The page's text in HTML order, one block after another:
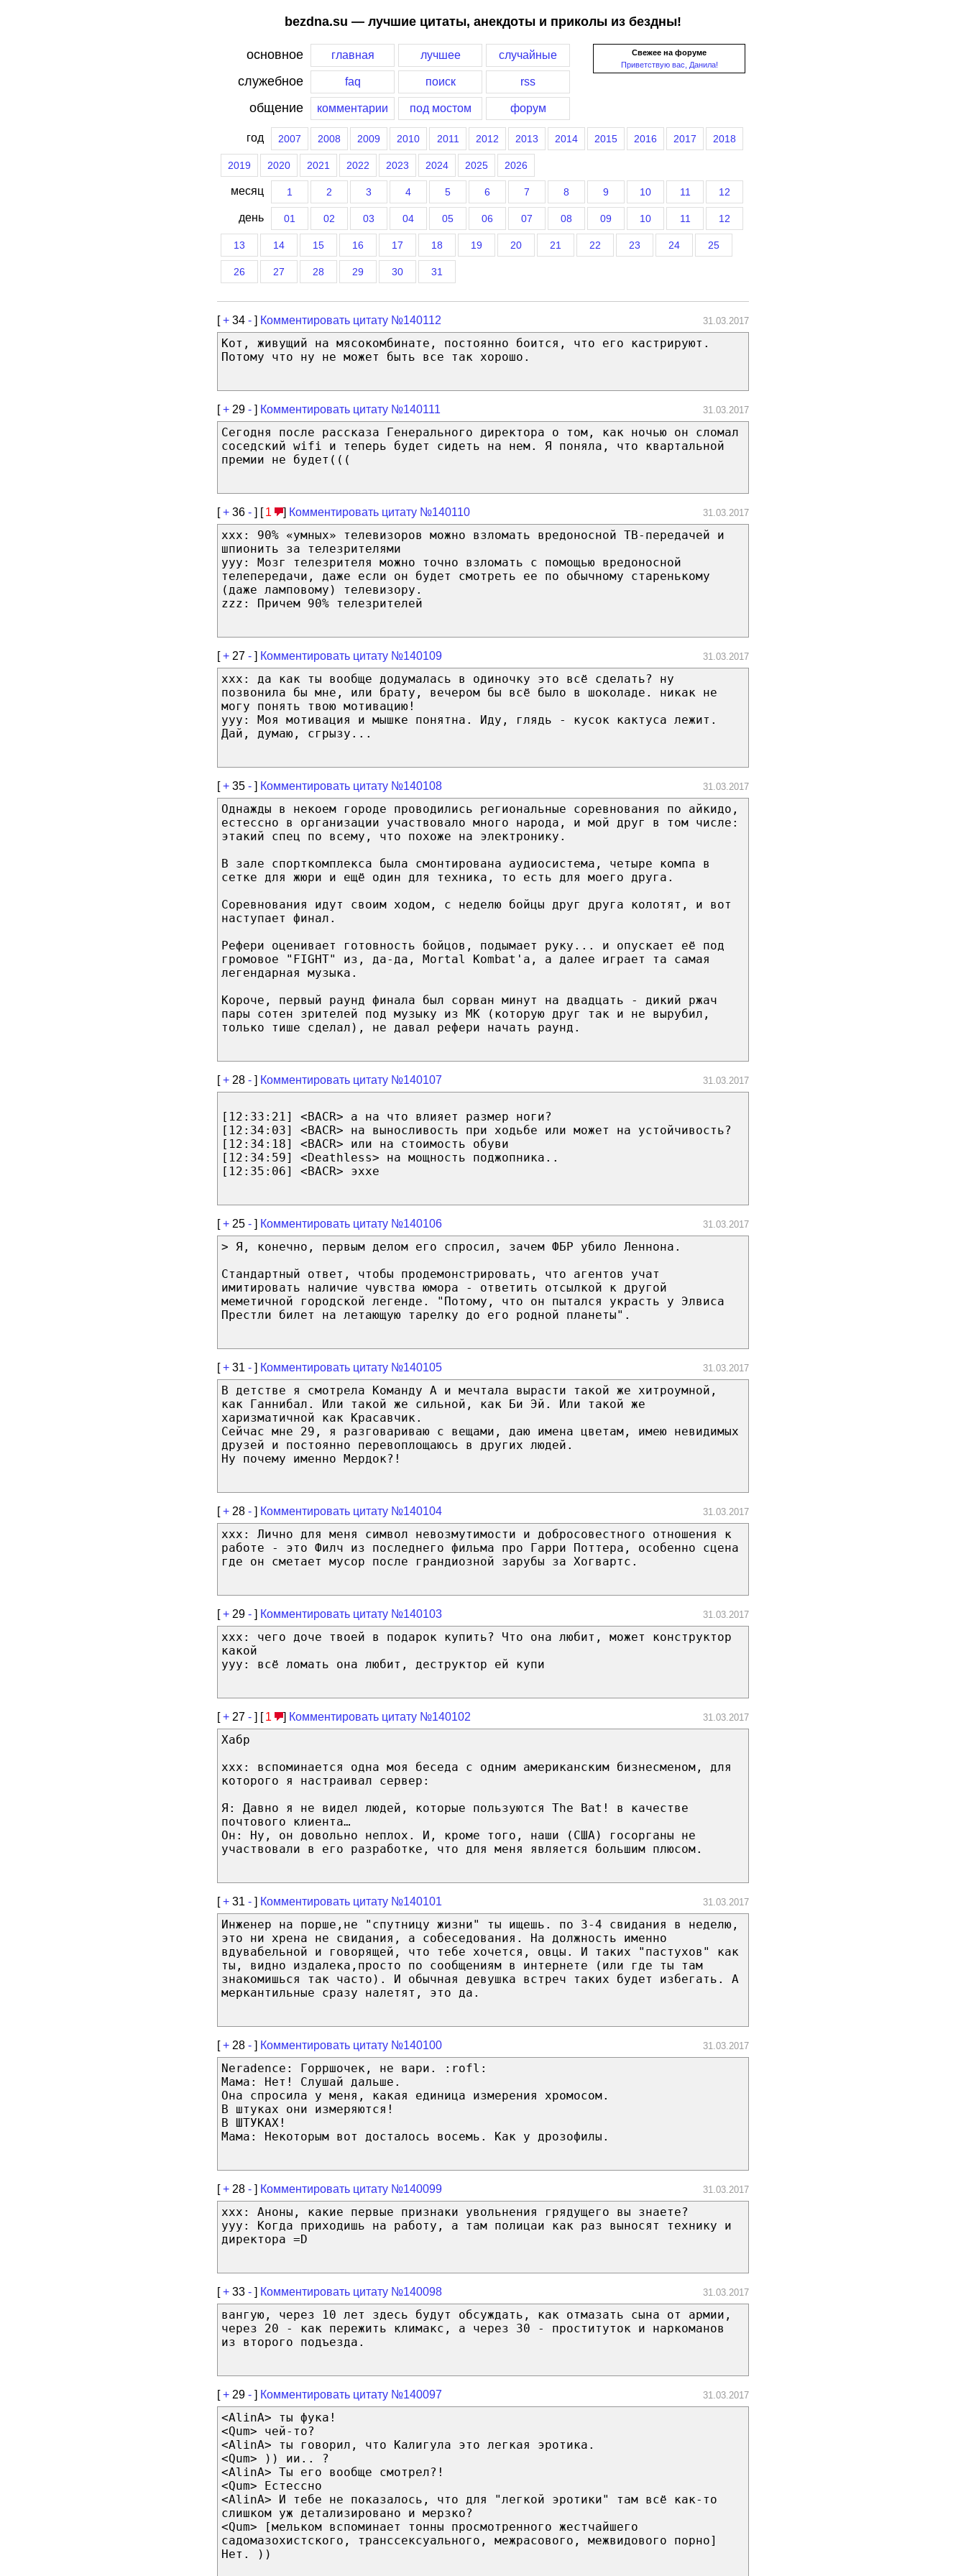
bezdna.su — лучшие цитаты, анекдоты и приколы из бездны!
Свежее на форуме
Приветствую вас, Данила!
основное главная лучшее случайные
служебное faq поиск rss
общение комментарии под мостом форум
год 2007 2008 2009 2010 2011 2012 2013 2014 2015 2016 2017 2018
2019 2020 2021 2022 2023 2024 2025 2026
месяц 1 2 3 4 5 6 7 8 9 10 11 12
день 01 02 03 04 05 06 07 08 09 10 11 12
13 14 15 16 17 18 19 20 21 22 23 24 25
26 27 28 29 30 31
[+ 34 - ] Комментировать цитату №140112 31.03.2017
Кот, живущий на мясокомбинате, постоянно боится, что его кастрируют.
Потому что ну не может быть все так хорошо.
[+ 29 - ] Комментировать цитату №140111 31.03.2017
Сегодня после рассказа Генерального директора о том, как ночью он сломал
соседский wifi и теперь будет сидеть на нем. Я поняла, что квартальной
премии не будет(((
[+ 36 - ] [ 1 ] Комментировать цитату №140110 31.03.2017
xxx: 90% «умных» телевизоров можно взломать вредоносной ТВ-передачей и
шпионить за телезрителями
yyy: Мозг телезрителя можно точно взломать с помощью вредоносной
телепередачи, даже если он будет смотреть ее по обычному старенькому
(даже ламповому) телевизору.
zzz: Причем 90% телезрителей
[+ 27 - ] Комментировать цитату №140109 31.03.2017
ххх: да как ты вообще додумалась в одиночку это всё сделать? ну
позвонила бы мне, или брату, вечером бы всё было в шоколаде. никак не
могу понять твою мотивацию!
ууу: Моя мотивация и мышке понятна. Иду, глядь - кусок кактуса лежит.
Дай, думаю, сгрызу...
[+ 35 - ] Комментировать цитату №140108 31.03.2017
Однажды в некоем городе проводились региональные соревнования по айкидо,
естессно в организации участвовало много народа, и мой друг в том числе:
этакий спец по всему, что похоже на электронику.
В зале спорткомплекса была смонтирована аудиосистема, четыре компа в
сетке для жюри и ещё один для техника, то есть для моего друга.
Соревнования идут своим ходом, с неделю бойцы друг друга колотят, и вот
наступает финал.
Рефери оценивает готовность бойцов, подымает руку... и опускает её под
громовое "FIGHT" из, да-да, Mortal Kombat'а, а далее играет та самая
легендарная музыка.
Короче, первый раунд финала был сорван минут на двадцать - дикий ржач
пары сотен зрителей под музыку из МК (которую друг так и не вырубил,
только тише сделал), не давал рефери начать раунд.
[+ 28 - ] Комментировать цитату №140107 31.03.2017
[12:33:21] <BACR> а на что влияет размер ноги?
[12:34:03] <BACR> на выносливость при ходьбе или может на устойчивость?
[12:34:18] <BACR> или на стоимость обуви
[12:34:59] <Deathless> на мощность поджопника..
[12:35:06] <BACR> эххе
[+ 25 - ] Комментировать цитату №140106 31.03.2017
> Я, конечно, первым делом его спросил, зачем ФБР убило Леннона.
Стандартный ответ, чтобы продемонстрировать, что агентов учат
имитировать наличие чувства юмора - ответить отсылкой к другой
меметичной городской легенде. "Потому, что он пытался украсть у Элвиса
Престли билет на летающую тарелку до его родной планеты".
[+ 31 - ] Комментировать цитату №140105 31.03.2017
В детстве я смотрела Команду А и мечтала вырасти такой же хитроумной,
как Ганнибал. Или такой же сильной, как Би Эй. Или такой же
харизматичной как Красавчик.
Сейчас мне 29, я разговариваю с вещами, даю имена цветам, имею невидимых
друзей и постоянно перевоплощаюсь в других людей.
Ну почему именно Мердок?!
[+ 28 - ] Комментировать цитату №140104 31.03.2017
xxx: Лично для меня символ невозмутимости и добросовестного отношения к
работе - это Филч из последнего фильма про Гарри Поттера, особенно сцена
где он сметает мусор после грандиозной зарубы за Хогвартс.
[+ 29 - ] Комментировать цитату №140103 31.03.2017
xxx: чего доче твоей в подарок купить? Что она любит, может конструктор
какой
yyy: всё ломать она любит, деструктор ей купи
[+ 27 - ] [ 1 ] Комментировать цитату №140102 31.03.2017
Хабр
xxx: вспоминается одна моя беседа с одним американским бизнесменом, для
которого я настраивал сервер:
Я: Давно я не видел людей, которые пользуются The Bat! в качестве
почтового клиента…
Он: Ну, он довольно неплох. И, кроме того, наши (США) госорганы не
участвовали в его разработке, что для меня является большим плюсом.
[+ 31 - ] Комментировать цитату №140101 31.03.2017
Инженер на порше,не "спутницу жизни" ты ищешь. по 3-4 свидания в неделю,
это ни хрена не свидания, а собеседования. На должность именно
вдувабельной и говорящей, что тебе хочется, овцы. И таких "пастухов" как
ты, видно издалека,просто по сообщениям в интернете (или где ты там
знакомишься так часто). И обычная девушка встреч таких будет избегать. А
меркантильные сразу налетят, это да.
[+ 28 - ] Комментировать цитату №140100 31.03.2017
Neradence: Горршочек, не вари. :rofl:
Мама: Нет! Слушай дальше.
Она спросила у меня, какая единица измерения хромосом.
В штуках они измеряются!
В ШТУКАХ!
Мама: Некоторым вот досталось восемь. Как у дрозофилы.
[+ 28 - ] Комментировать цитату №140099 31.03.2017
xxx: Аноны, какие первые признаки увольнения грядущего вы знаете?
yyy: Когда приходишь на работу, а там полицаи как раз выносят технику и
директора =D
[+ 33 - ] Комментировать цитату №140098 31.03.2017
вангую, через 10 лет здесь будут обсуждать, как отмазать сына от армии,
через 20 - как пережить климакс, а через 30 - проституток и наркоманов
из второго подъезда.
[+ 29 - ] Комментировать цитату №140097 31.03.2017
<AlinA> ты фука!
<Qum> чей-то?
<AlinA> ты говорил, что Калигула это легкая эротика.
<Qum> )) ии.. ?
<AlinA> Ты его вообще смотрел?!
<Qum> Естессно
<AlinA> И тебе не показалось, что для "легкой эротики" там всё как-то
слишком уж детализировано и мерзко?
<Qum> [мельком вспоминает тонны просмотренного жестчайшего
садомазохистского, транссексуального, межрасового, межвидового порно]
Нет. ))